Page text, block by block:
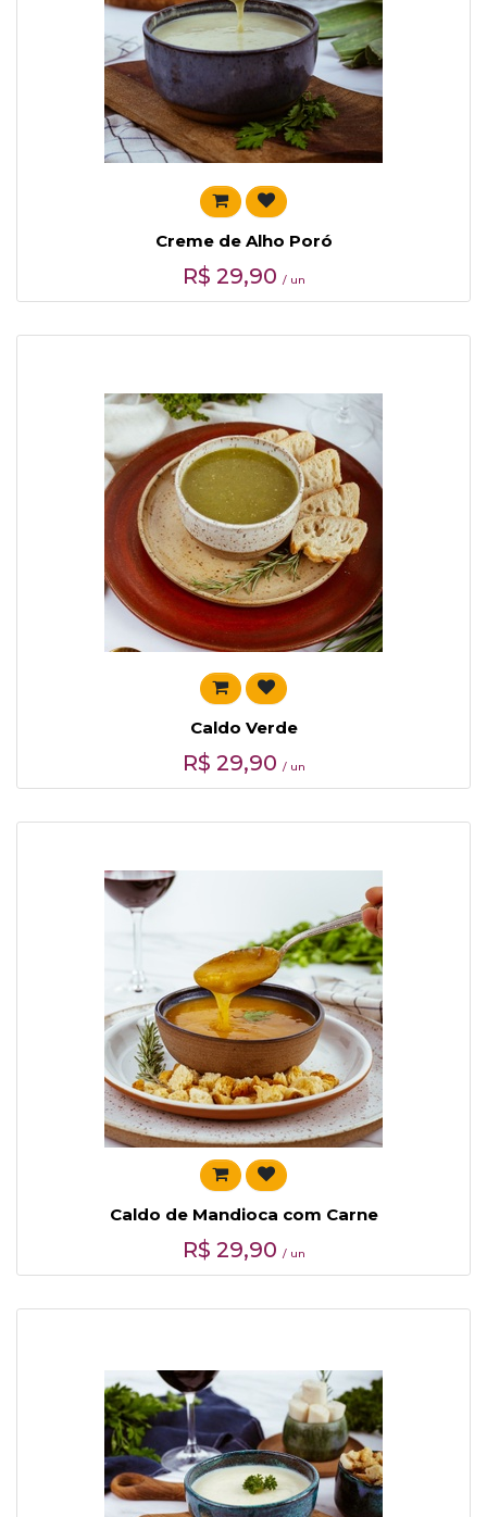
Creme de Alho Poró
R$ 29,90 / un
Caldo Verde
R$ 29,90 / un
Caldo de Mandioca com Carne
R$ 29,90 / un